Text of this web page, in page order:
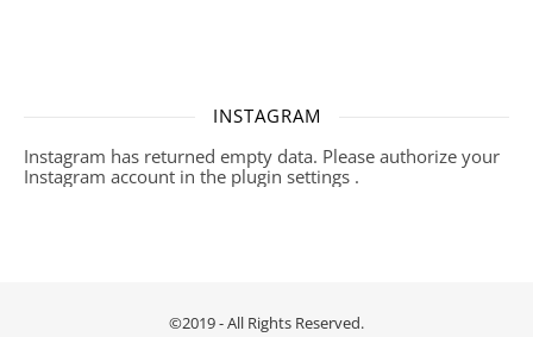
INSTAGRAM
Instagram has returned empty data. Please authorize your
Instagram account in the plugin settings .
©2019 - All Rights Reserved.